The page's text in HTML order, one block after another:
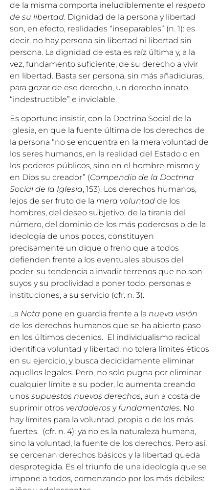
de la misma comporta ineludiblemente el respeto
de su libertad. Dignidad de la persona y libertad
son, en efecto, realidades “inseparables” (n. 1): es
decir, no hay persona sin libertad ni libertad sin
persona. La dignidad de esta es raíz última y, a la
vez, fundamento suficiente, de su derecho a vivir
en libertad. Basta ser persona, sin más añadiduras,
para gozar de ese derecho, un derecho innato,
“indestructible” e inviolable.
Es oportuno insistir, con la Doctrina Social de la
Iglesia, en que la fuente última de los derechos de
la persona “no se encuentra en la mera voluntad de
los seres humanos, en la realidad del Estado o en
los poderes públicos, sino en el hombre mismo y
en Dios su creador” (Compendio de la Doctrina
Social de la Iglesia, 153). Los derechos humanos,
lejos de ser fruto de la mera voluntad de los
hombres, del deseo subjetivo, de la tiranía del
número, del dominio de los más poderosos o de la
ideología de unos pocos, constituyen
precisamente un dique o freno que a todos
defienden frente a los eventuales abusos del
poder, su tendencia a invadir terrenos que no son
suyos y su proclividad a poner todo, personas e
instituciones, a su servicio (cfr. n. 3).
La Nota pone en guardia frente a la nueva visión
de los derechos humanos que se ha abierto paso
en los últimos decenios. El individualismo radical
identifica voluntad y libertad; no tolera límites éticos
en su ejercicio, y busca decididamente eliminar
aquellos legales. Pero, no solo pugna por eliminar
cualquier límite a su poder, lo aumenta creando
unos supuestos nuevos derechos, aun a costa de
suprimir otros verdaderos y fundamentales. No
hay límites para la voluntad, propia o de los más
fuertes. (cfr. n. 4); ya no es la naturaleza humana,
sino la voluntad, la fuente de los derechos. Pero así,
se cercenan derechos básicos y la libertad queda
desprotegida. Es el triunfo de una ideología que se
impone a todos, comenzando por los más débiles: